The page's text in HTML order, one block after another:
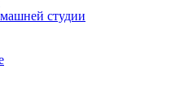
студии